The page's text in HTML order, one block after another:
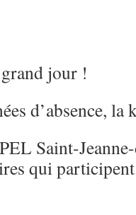
jour !
d’absence, la
Saint-
qui